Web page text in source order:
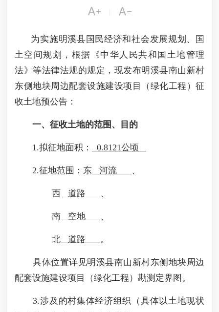
 
为实施明溪县国民经济和社会发展规划、国
土空间规划，根据《中华人民共和国土地管理
法》等法律法规的规定，现发布明溪县南山新村
东侧地块周边配套设施建设项目（绿化工程）征
收土地预公告：
一、征收土地的范围、目的
1.拟征地面积： 0.8121公顷
2.征地范围：东 河流 、
西 道路 、
南 空地 、
北 道路 。
具体位置详见明溪县南山新村东侧地块周边
配套设施建设项目（绿化工程）勘测定界图。
3.涉及的村集体经济组织（具体以土地现状